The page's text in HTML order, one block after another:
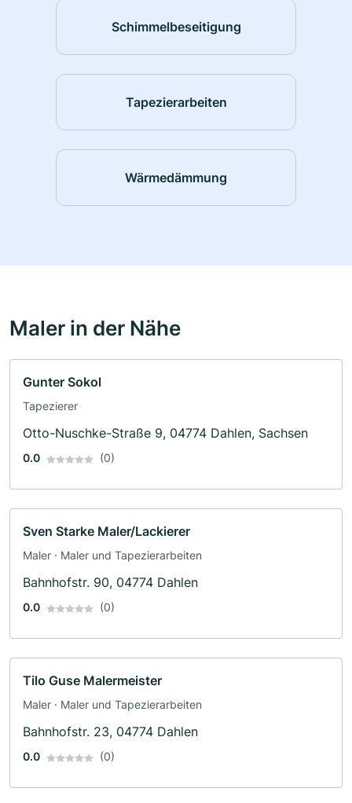
Schimmelbeseitigung
Tapezierarbeiten
Wärmedämmung
Maler in der Nähe
Gunter Sokol
Tapezierer
Otto-Nuschke-Straße 9, 04774 Dahlen, Sachsen
0.0 (0)
Sven Starke Maler/Lackierer
Maler · Maler und Tapezierarbeiten
Bahnhofstr. 90, 04774 Dahlen
0.0 (0)
Tilo Guse Malermeister
Maler · Maler und Tapezierarbeiten
Bahnhofstr. 23, 04774 Dahlen
0.0 (0)